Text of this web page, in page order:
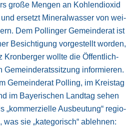
große Men­gen an Koh­len­di­oxid
er­setzt Mi­ne­ral­wasser von wei­
Dem Pollinger Ge­mein­de­rat ist
Be­sich­ti­gung vor­ge­stellt wor­den,
Kronberger wollte die Öf­fent­lich­
Ge­mein­de­rats­sit­zung in­for­mie­ren.
Ge­mein­de­rat Polling, im Kreis­tag
im Baye­ri­schen Landtag sehen
„kom­mer­ziel­le Aus­beu­tung“ re­gio­
sie „ka­te­go­risch“ ab­leh­nen: